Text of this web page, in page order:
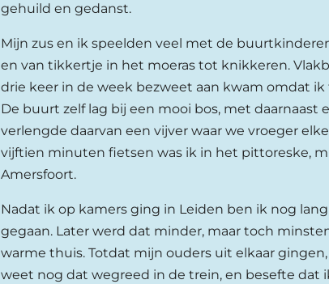
gehuild en gedanst.
Mijn zus en ik speelden veel met de
en van tikkertje in het moeras tot knikkeren.
drie keer in de week bezweet aan kwam omdat
De buurt zelf lag bij een mooi bos, met daarnaast
verlengde daarvan een vijver waar we vroeger
vijftien minuten fietsen was ik in het pittoreske,
Amersfoort.
Nadat ik op kamers ging in Leiden ben ik nog
gegaan. Later werd dat minder, maar toch
warme thuis. Totdat mijn ouders uit elkaar
weet nog dat wegreed in de trein, en besefte dat